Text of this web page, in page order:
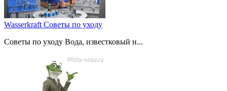
Wasserkraft Советы по уходу
Советы по уходу Вода, известковый н...